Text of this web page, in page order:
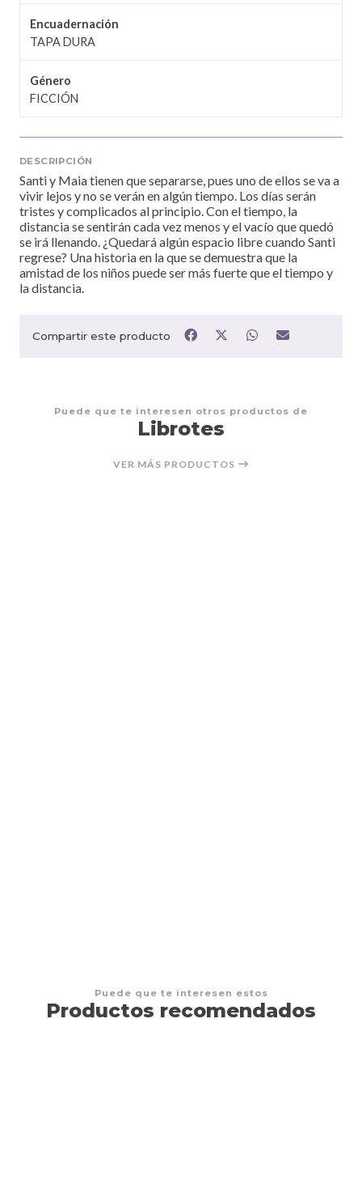
Encuadernación
TAPA DURA
Género
FICCIÓN
DESCRIPCIÓN
Santi y Maia tienen que separarse, pues uno de ellos se va a
vivir lejos y no se verán en algún tiempo. Los días serán
tristes y complicados al principio. Con el tiempo, la
distancia se sentirán cada vez menos y el vacío que quedó
se irá llenando. ¿Quedará algún espacio libre cuando Santi
regrese? Una historia en la que se demuestra que la
amistad de los niños puede ser más fuerte que el tiempo y
la distancia.
Compartir este producto
Puede que te interesen otros productos de
Librotes
VER MÁS PRODUCTOS
Puede que te interesen estos
Productos recomendados